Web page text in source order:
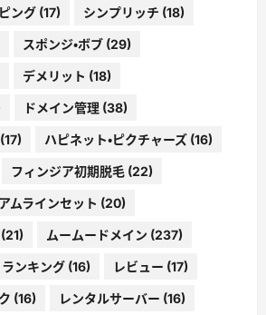
ング (17) シンプリッチ (18)
スポンジ・ボブ (29)
デメリット (18)
ドメイン管理 (38)
(17) ハピネット・ピクチャーズ (16)
フィンジア初期脱毛 (22)
ムラインセット (20)
(21) ムームードメイン (237)
ランキング (16) レビュー (17)
(16) レンタルサーバー (16)